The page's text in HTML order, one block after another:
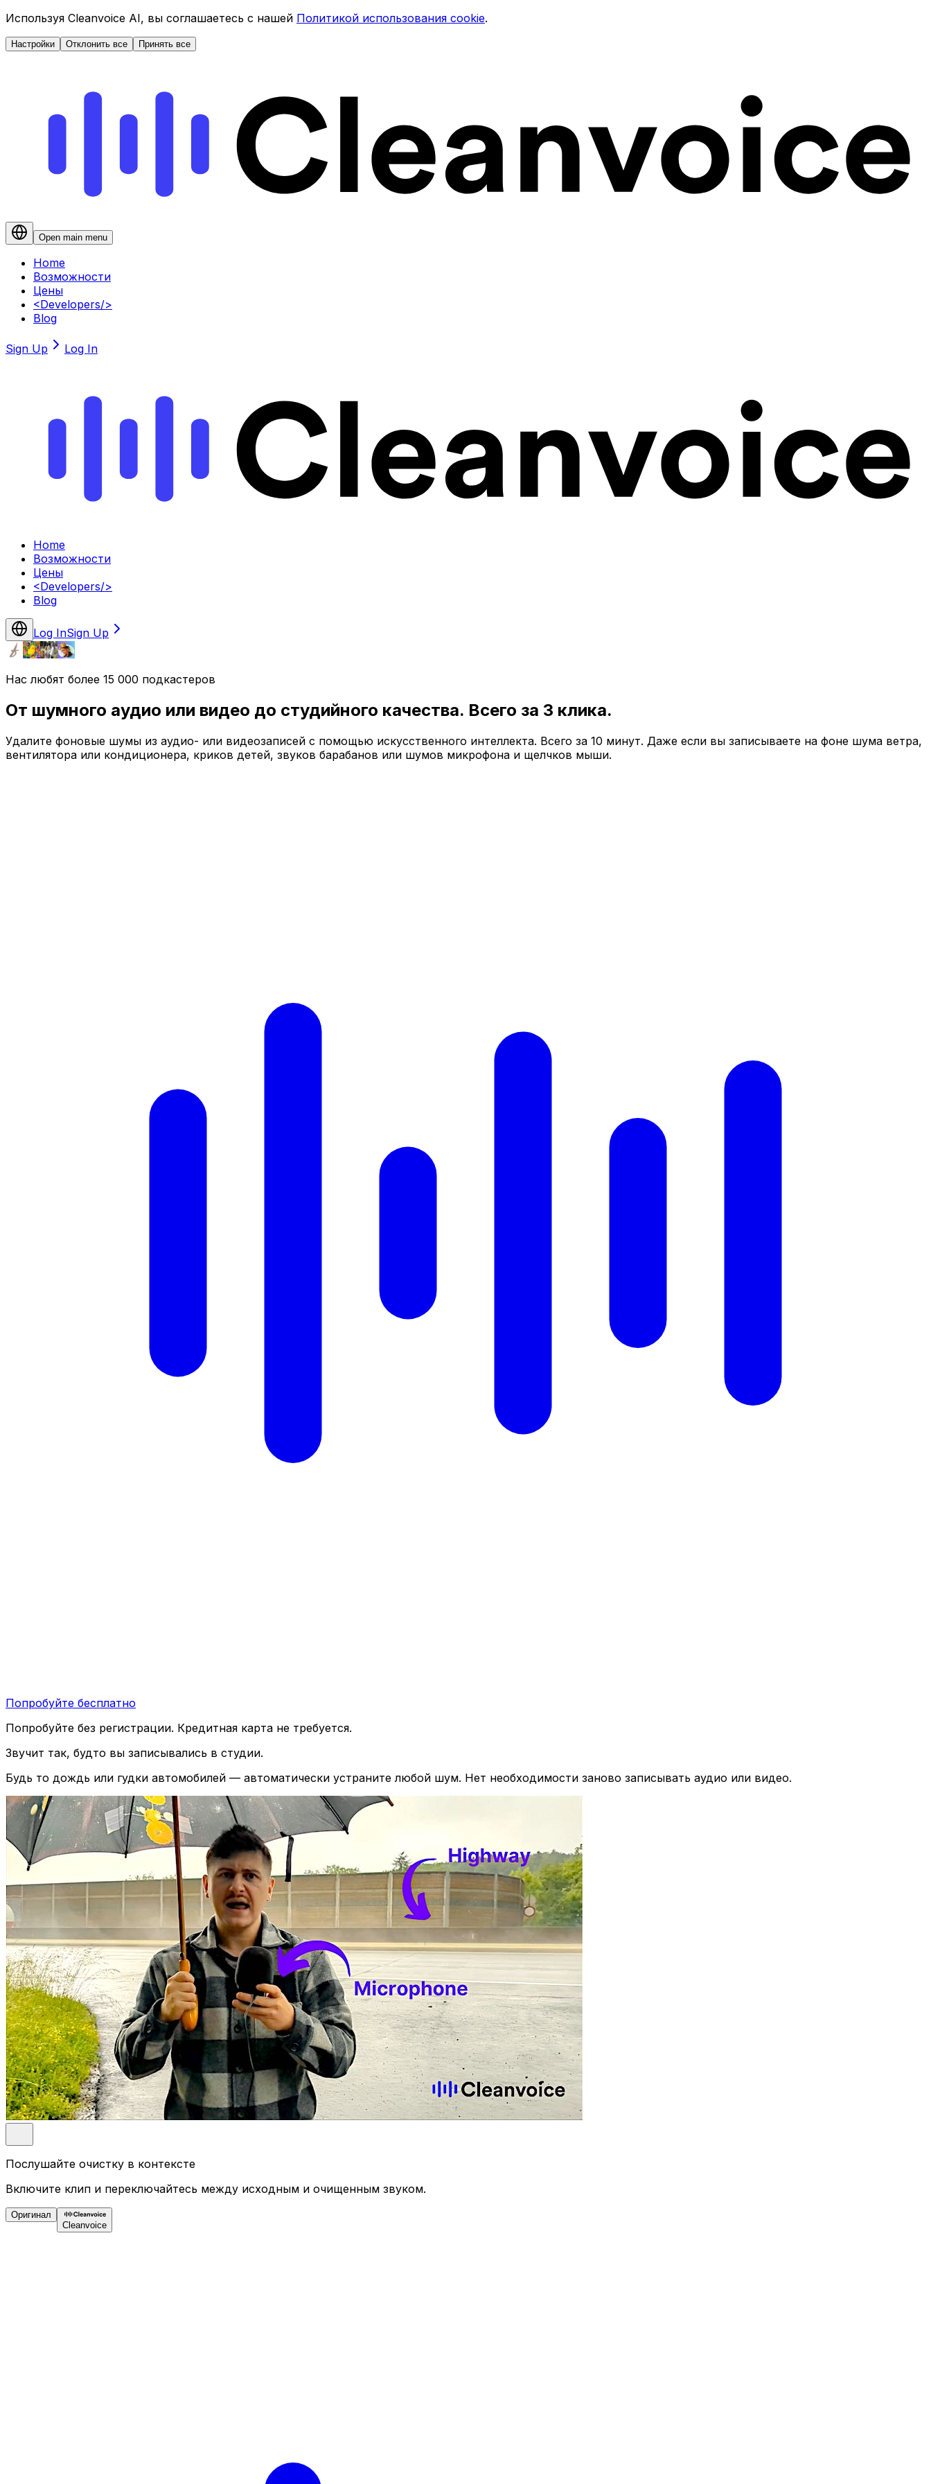
Используя Cleanvoice AI, вы соглашаетесь с нашей Политикой использования cookie.
Настройки Отклонить все Принять все
Open main menu
Home
Возможности
Цены
<Developers/>
Blog
Sign Up Log In
Home
Возможности
Цены
<Developers/>
Blog
Log InSign Up
Нас любят более 15 000 подкастеров
От шумного аудио или видео до студийного качества. Всего за 3 клика.
Удалите фоновые шумы из аудио- или видеозаписей с помощью искусственного интеллекта. Всего за 10 минут. Даже если вы записываете на фоне шума ветра,
вентилятора или кондиционера, криков детей, звуков барабанов или шумов микрофона и щелчков мыши.
Попробуйте бесплатно
Попробуйте без регистрации. Кредитная карта не требуется.
Звучит так, будто вы записывались в студии.
Будь то дождь или гудки автомобилей — автоматически устраните любой шум. Нет необходимости заново записывать аудио или видео.
Послушайте очистку в контексте
Включите клип и переключайтесь между исходным и очищенным звуком.
Оригинал
Cleanvoice